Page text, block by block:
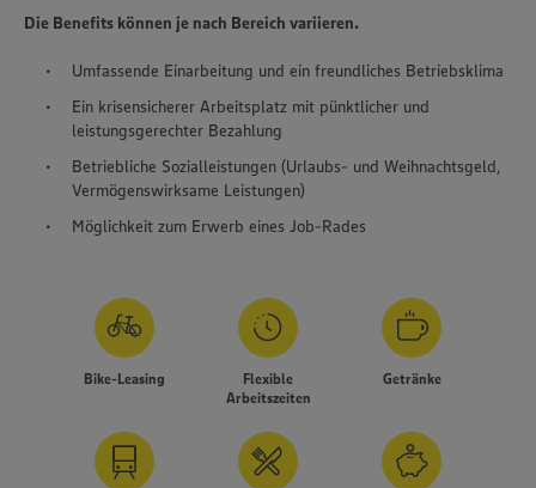
Die Benefits können je nach Bereich variieren.
Umfassende Einarbeitung und ein freundliches Betriebsklima
Ein krisensicherer Arbeitsplatz mit pünktlicher und
leistungsgerechter Bezahlung
Betriebliche Sozialleistungen (Urlaubs- und Weihnachtsgeld,
Vermögenswirksame Leistungen)
Möglichkeit zum Erwerb eines Job-Rades
Bike-Leasing
Flexible
Arbeitszeiten
Getränke